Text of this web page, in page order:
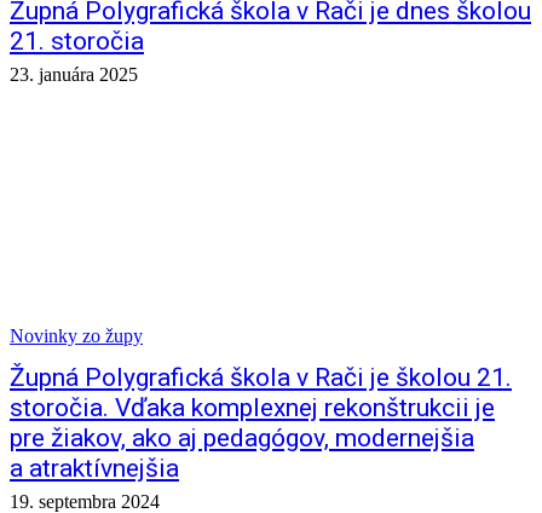
Župná Polygrafická škola v Rači je dnes školou
21. storočia
23. januára 2025
Novinky zo župy
Župná Polygrafická škola v Rači je školou 21.
storočia. Vďaka komplexnej rekonštrukcii je
pre žiakov, ako aj pedagógov, modernejšia
a atraktívnejšia
19. septembra 2024